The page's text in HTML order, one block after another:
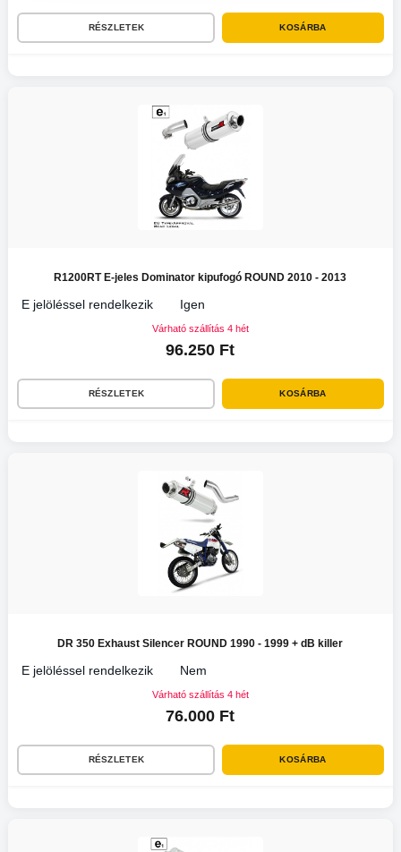
RÉSZLETEK KOSÁRBA
R1200RT E-jeles Dominator kipufogó ROUND 2010 - 2013
E jelöléssel rendelkezik Igen
Várható szállítás 4 hét
96.250 Ft
RÉSZLETEK KOSÁRBA
DR 350 Exhaust Silencer ROUND 1990 - 1999 + dB killer
E jelöléssel rendelkezik Nem
Várható szállítás 4 hét
76.000 Ft
RÉSZLETEK KOSÁRBA